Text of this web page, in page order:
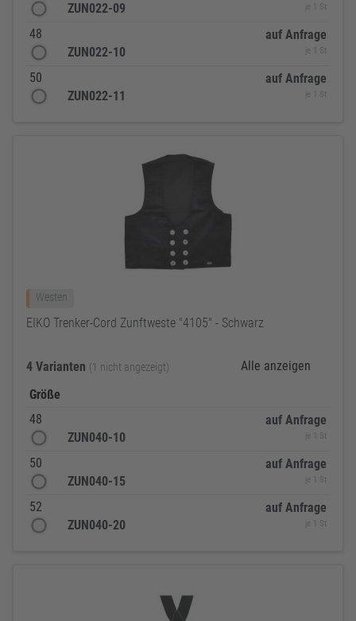
ZUN022-09
je 1 St
48
ZUN022-10
auf Anfrage
je 1 St
50
ZUN022-11
auf Anfrage
je 1 St
Westen
EIKO Trenker-Cord Zunftweste "4105" - Schwarz
4 Varianten (1 nicht angezeigt)
Alle anzeigen
Größe
48
ZUN040-10
auf Anfrage
je 1 St
50
ZUN040-15
auf Anfrage
je 1 St
52
ZUN040-20
auf Anfrage
je 1 St